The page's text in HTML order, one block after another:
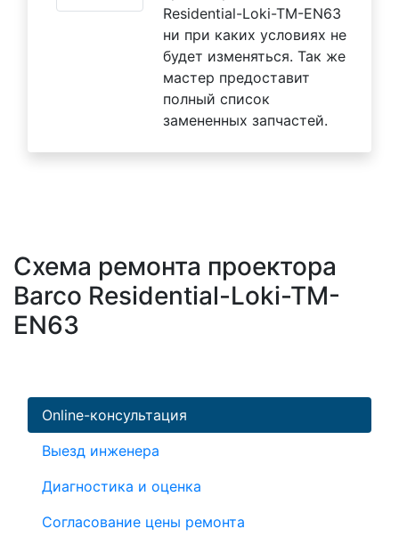
Residential-Loki-TM-EN63
ни при каких условиях не
будет изменяться. Так же
мастер предоставит
полный список
замененных запчастей.
Схема ремонта проектора
Barco Residential-Loki-TM-
EN63
Online-консультация
Выезд инженера
Диагностика и оценка
Согласование цены ремонта